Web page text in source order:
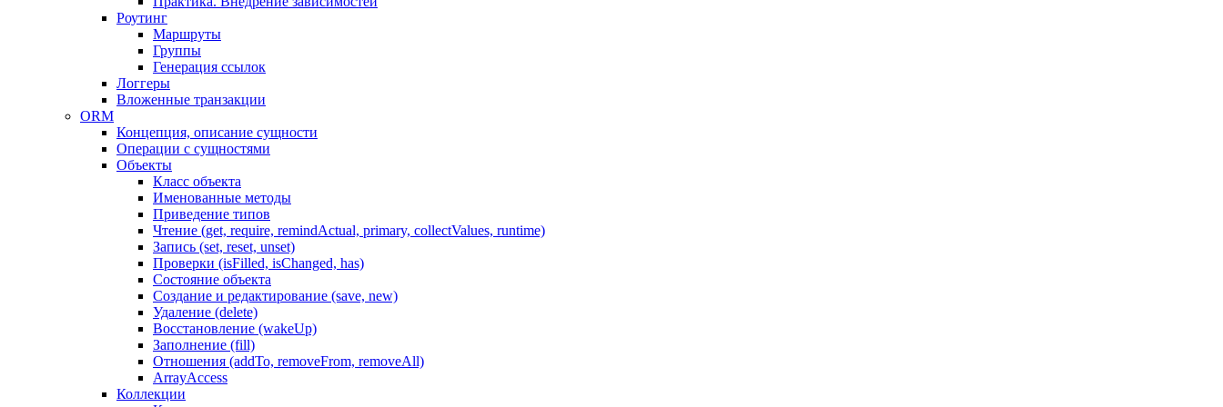
Роутинг
Маршруты
Группы
Генерация ссылок
Логгеры
Вложенные транзакции
ORM
Концепция, описание сущности
Операции с сущностями
Объекты
Класс объекта
Именованные методы
Приведение типов
Чтение (get, require, remindActual, primary, collectValues, runtime)
Запись (set, reset, unset)
Проверки (isFilled, isChanged, has)
Состояние объекта
Создание и редактирование (save, new)
Удаление (delete)
Восстановление (wakeUp)
Заполнение (fill)
Отношения (addTo, removeFrom, removeAll)
ArrayAccess
Коллекции